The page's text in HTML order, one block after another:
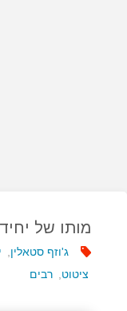
מותו של
ג'וזף סטאלין
ציטוט
רבים